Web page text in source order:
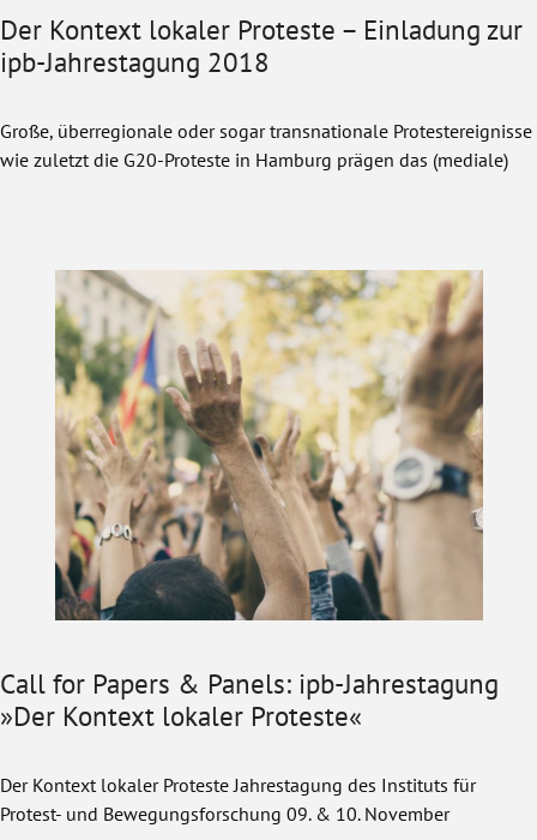
Der Kontext lokaler Proteste – Einladung zur
ipb-Jahrestagung 2018
Große, überregionale oder sogar transnationale Protestereignisse
wie zuletzt die G20-Proteste in Hamburg prägen das (mediale)
Call for Papers & Panels: ipb-Jahrestagung
»Der Kontext lokaler Proteste«
Der Kontext lokaler Proteste Jahrestagung des Instituts für
Protest- und Bewegungsforschung 09. & 10. November